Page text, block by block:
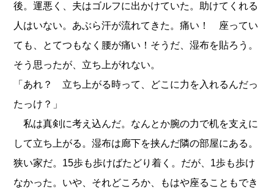
後。運悪く、夫はゴルフに出かけていた。助けてくれる
人はいない。あぶら汗が流れてきた。痛い！ 座ってい
ても、とてつもなく腰が痛い！そうだ、湿布を貼ろう。
そう思ったが、立ち上がれない。
「あれ？ 立ち上がる時って、どこに力を入れるんだっ
たっけ？」
私は真剣に考え込んだ。なんとか腕の力で机を支えに
して立ち上がる。湿布は廊下を挟んだ隣の部屋にある。
狭い家だ。15歩も歩けばたどり着く。だが、1歩も歩け
なかった。いや、それどころか、もはや座ることもでき